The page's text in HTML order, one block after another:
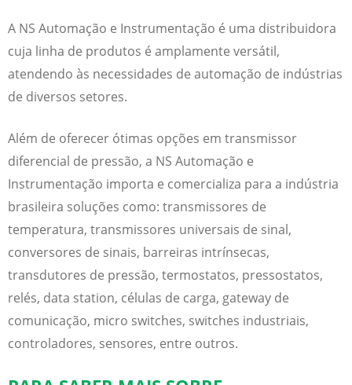
A NS Automação e Instrumentação é uma distribuidora
cuja linha de produtos é amplamente versátil,
atendendo às necessidades de automação de indústrias
de diversos setores.
Além de oferecer ótimas opções em transmissor
diferencial de pressão, a NS Automação e
Instrumentação importa e comercializa para a indústria
brasileira soluções como: transmissores de
temperatura, transmissores universais de sinal,
conversores de sinais, barreiras intrínsecas,
transdutores de pressão, termostatos, pressostatos,
relés, data station, células de carga, gateway de
comunicação, micro switches, switches industriais,
controladores, sensores, entre outros.